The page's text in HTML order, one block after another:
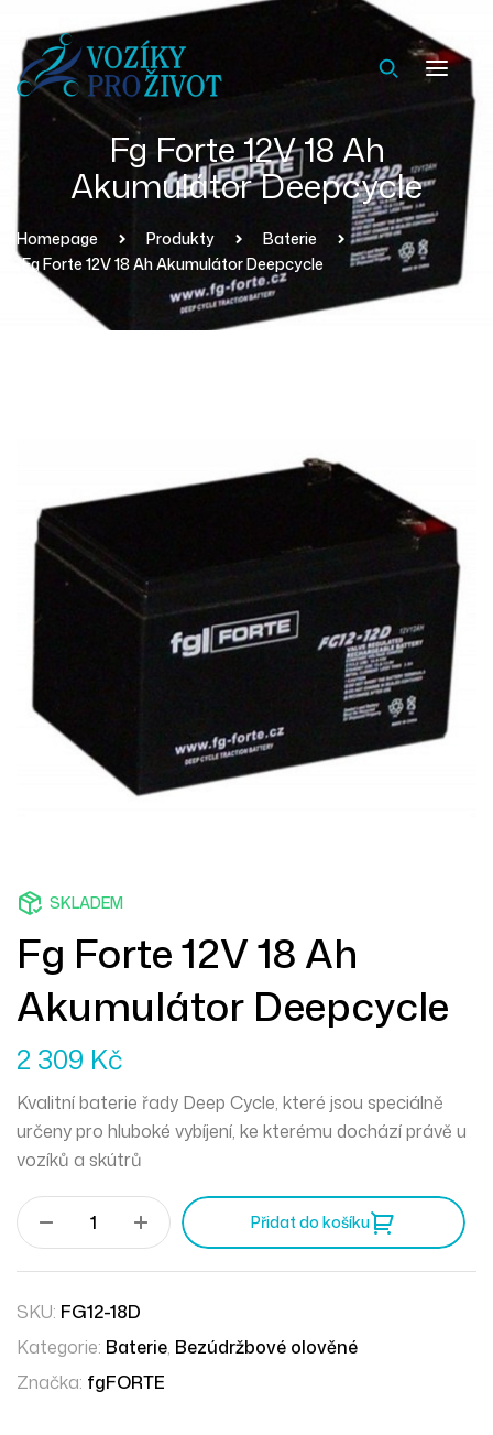
Fg Forte 12V 18 Ah
Akumulátor Deepcycle
Homepage Produkty
Baterie
Fg Forte 12V 18 Ah Akumulátor Deepcycle
SKLADEM
Fg Forte 12V 18 Ah
Akumulátor Deepcycle
2 309 Kč
Kvalitní baterie řady Deep Cycle, které jsou speciálně
určeny pro hluboké vybíjení, ke kterému dochází právě u
vozíků a skútrů
Přidat do košíku
SKU: FG12-18D
Kategorie: Baterie, Bezúdržbové olověné
Značka: fgFORTE